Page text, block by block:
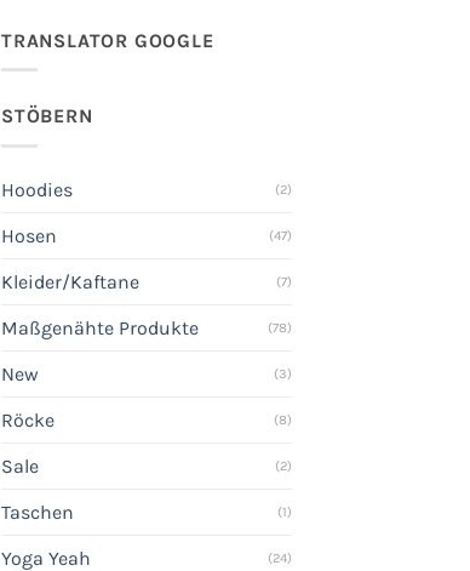
TRANSLATOR GOOGLE
STÖBERN
Hoodies (2)
Hosen (47)
Kleider/Kaftane (7)
Maßgenähte Produkte (78)
New (3)
Röcke (8)
Sale (2)
Taschen (1)
Yoga Yeah (24)